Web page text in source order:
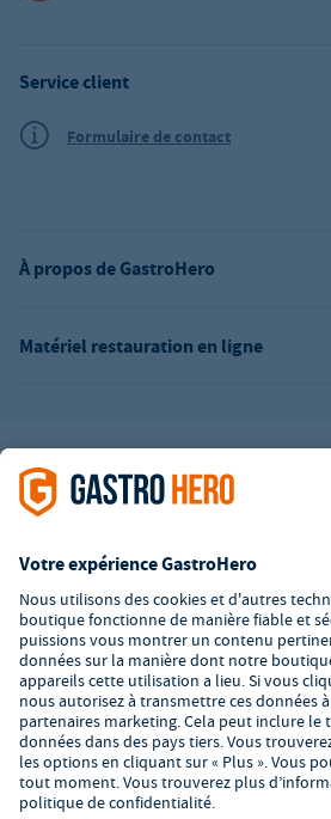
Matériel restauration en ligne
À propos de GastroHero
Service client
Formulaire de contact
L’offre de la société GastroHero est
entreprises. Tous les prix sont des prix
Certaines méthodes de paiement
supplémentaires.
² PVC : Prix de Vente Conseillé par le
*A partir d'un montant de 350€ net.
de port s'élèvent à 7,90€ (hors TVA).
© 2026 GastroHero - Matériel et